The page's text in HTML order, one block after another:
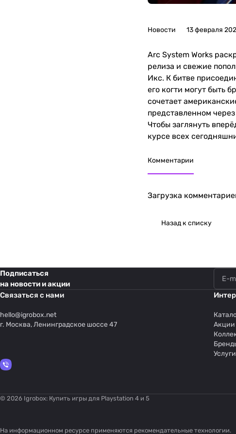
Новости 13 февраля
Arc System Works
релиза и свежие
Икс. К битве
его когти могут быть
сочетает
представленном
Чтобы заглянуть
курсе всех
Комментарии
Загрузка
Назад к списку
Подписаться
на новости и акции
Связаться с нами
hello@igrobox.net
г. Москва, Ленинградское шоссе 47
Акции
Услуги
© 2026 Igrobox: Купить игры для Playstation 4 и 5
На информационном ресурсе применяются рекомендательные технологии.